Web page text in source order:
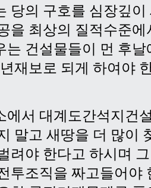
당의 구호를 심장깊이
을 최상의 질적수준
는 건설물들이 먼 후
재보로 되게 하여야
에서 대계도간석지건
말고 새땅을 더 많이
려야 한다고 하시며
투조직을 짜고들어야